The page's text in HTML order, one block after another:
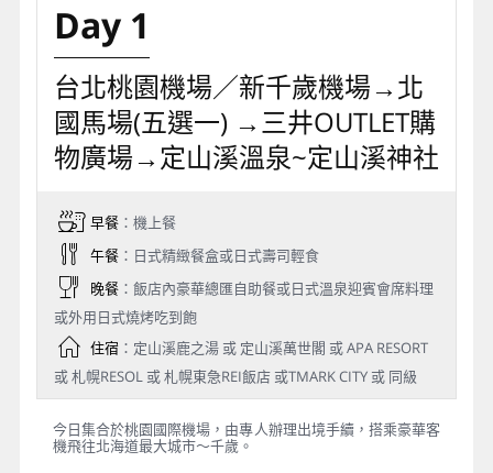
Day 1
台北桃園機場／新千歲機場→北
國馬場(五選一) →三井OUTLET購
物廣場→定山溪溫泉~定山溪神社
早餐：機上餐
午餐：日式精緻餐盒或日式壽司輕食
晚餐：飯店內豪華總匯自助餐或日式溫泉迎賓會席料理
或外用日式燒烤吃到飽
住宿：定山溪鹿之湯 或 定山溪萬世閣 或 APA RESORT
或 札幌RESOL 或 札幌東急REI飯店 或TMARK CITY 或 同級
今日集合於桃園國際機場，由專人辦理出境手續，搭乘豪華客
機飛往北海道最大城市～千歲。